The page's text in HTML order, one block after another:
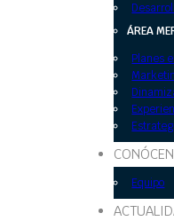
ÁREA
Planes
Equipo